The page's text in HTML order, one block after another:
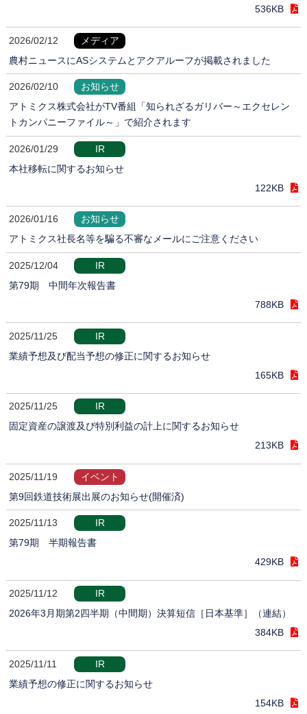
536KB
2026/02/12
メディア
農村ニュースにASシステムとアクアルーフが掲載されました
2026/02/10
お知らせ
アトミクス株式会社がTV番組「知られざるガリバー～エクセレン
トカンパニーファイル～」で紹介されます
2026/01/29
IR
本社移転に関するお知らせ
122KB
2026/01/16
お知らせ
アトミクス社長名等を騙る不審なメールにご注意ください
2025/12/04
IR
第79期 中間年次報告書
788KB
2025/11/25
IR
業績予想及び配当予想の修正に関するお知らせ
165KB
2025/11/25
IR
固定資産の譲渡及び特別利益の計上に関するお知らせ
213KB
2025/11/19
イベント
第9回鉄道技術展出展のお知らせ(開催済)
2025/11/13
IR
第79期 半期報告書
429KB
2025/11/12
IR
2026年3月期第2四半期（中間期）決算短信［日本基準］（連結）
384KB
2025/11/11
IR
業績予想の修正に関するお知らせ
154KB